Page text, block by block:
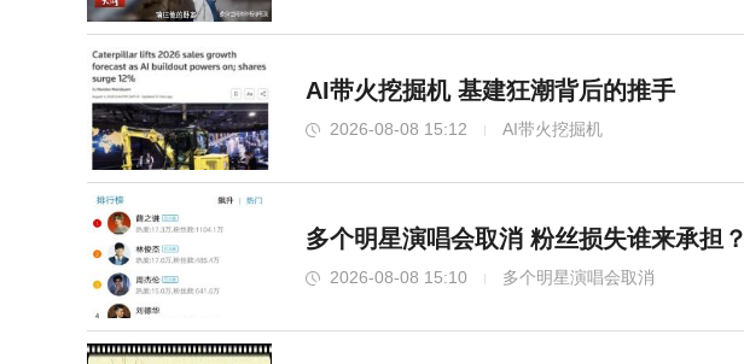
AI带火挖掘机 基建狂潮背后的推手
2026-08-08 15:12 AI带火挖掘机
多个明星演唱会取消 粉丝损失谁来承担？
2026-08-08 15:10 多个明星演唱会取消